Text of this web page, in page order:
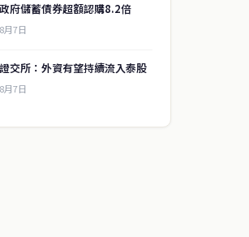
政府儲蓄債券超額認購8.2倍
8月7日
證交所：外資有望持續流入泰股
8月7日